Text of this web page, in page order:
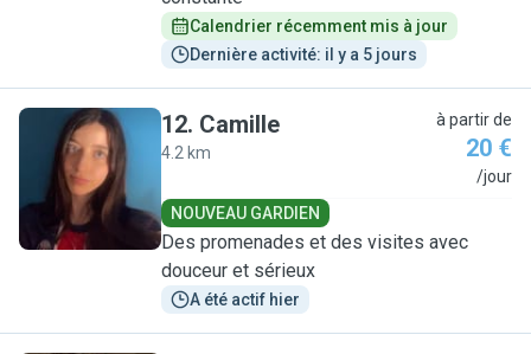
Calendrier récemment mis à jour
Dernière activité: il y a 5 jours
C
12. Camille
4.2 km
à partir de
20 €
/jour
NOUVEAU GARDIEN
Des promenades et des visites avec
douceur et sérieux
A été actif hier